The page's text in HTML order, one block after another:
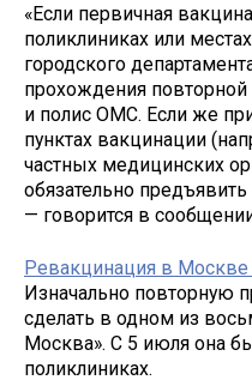
«Если первичная
поликлиниках или
городского
прохождения повторной
и полис ОМС. Если же
пунктах вакцинации
частных медицинских
обязательно
— говорится в
Ревакцинация в Москве
Изначально повторную
сделать в одном из
Москва». С 5 июля она
поликлиниках.